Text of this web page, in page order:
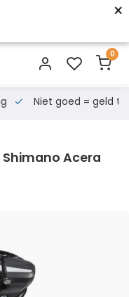
×
0
Niet goed = geld
Acera